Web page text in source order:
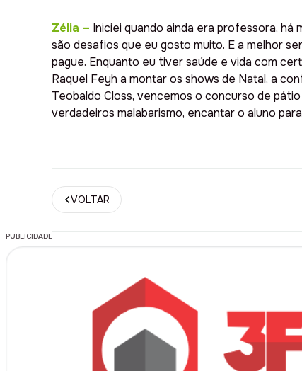
Zélia – Iniciei quando ainda era professora, há
são desafios que eu gosto muito. E a melhor
pague. Enquanto eu tiver saúde e vida com
Raquel Feyh a montar os shows de Natal, a
Teobaldo Closs, vencemos o concurso de
verdadeiros malabarismo, encantar o aluno
VOLTAR
PUBLICIDADE
PUBLICIDADE